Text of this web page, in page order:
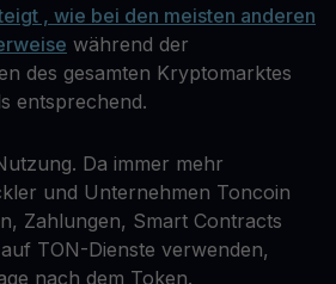
, wie bei den meisten anderen
während der
des gesamten Kryptomarktes
entsprechend.
Da immer mehr
und Unternehmen Toncoin
Zahlungen, Smart Contracts
TON-Dienste verwenden,
nach dem Token.